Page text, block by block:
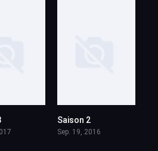
Saison 2
Sep. 19, 2016